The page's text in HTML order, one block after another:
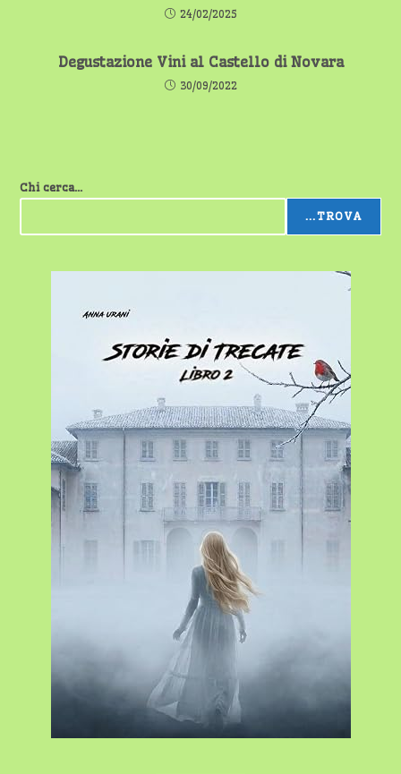
24/02/2025
Degustazione Vini al Castello di Novara
30/09/2022
Chi cerca...
...TROVA